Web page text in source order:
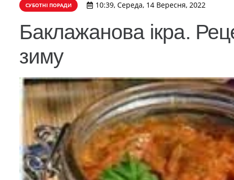
СУБОТНІ ПОРАДИ 10:39, Середа, 14 Вересня, 2022
Баклажанова ікра.
зиму